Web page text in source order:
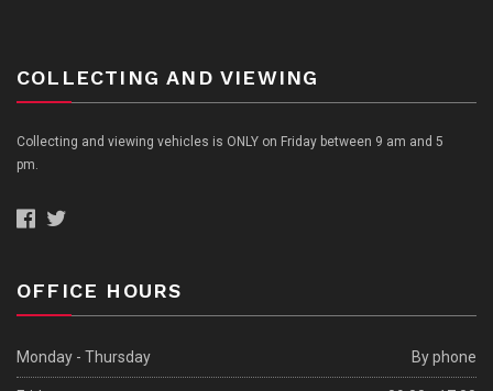
COLLECTING AND VIEWING
Collecting and viewing vehicles is ONLY on Friday between 9 am and 5
pm.
OFFICE HOURS
Monday - Thursday By phone